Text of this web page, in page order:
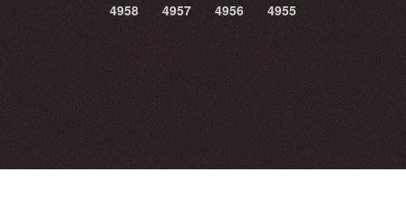
4958
4957 4956 4955